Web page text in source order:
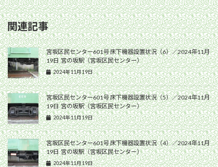
関連記事
宮坂区民センター601号 床下機器設置状況（6）／2024年11月
19日 宮の坂駅（宮坂区民センター）
2024年11月19日
宮坂区民センター601号 床下機器設置状況（5）／2024年11月
19日 宮の坂駅（宮坂区民センター）
2024年11月19日
宮坂区民センター601号 床下機器設置状況（4）／2024年11月
19日 宮の坂駅（宮坂区民センター）
2024年11月19日